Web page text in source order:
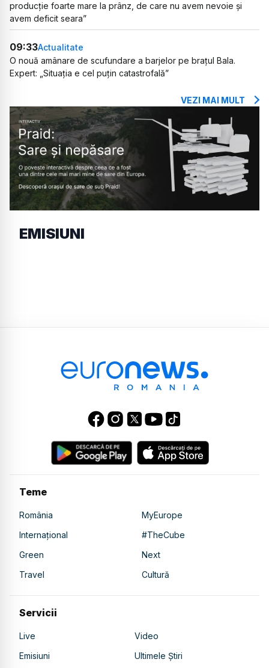
producție foarte mare la prânz, de care nu avem nevoie și
avem deficit seara”
09:33Actualitate
O nouă amânare de scufundare a barjelor pe brațul Bala.
Expert: „Situația e cel puțin catastrofală”
VEZI MAI MULT
EMISIUNI
Teme
România
MyEurope
Internațional
#TheCube
Green
Next
Travel
Cultură
Servicii
Live
Video
Emisiuni
Ultimele Știri